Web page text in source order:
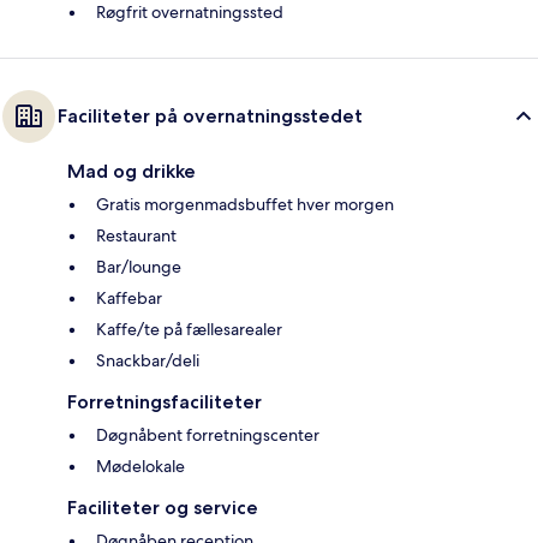
Røgfrit overnatningssted
Faciliteter på overnatningsstedet
Mad og drikke
Gratis morgenmadsbuffet hver morgen
Restaurant
Bar/lounge
Kaffebar
Kaffe/te på fællesarealer
Snackbar/deli
Forretningsfaciliteter
Døgnåbent forretningscenter
Mødelokale
Faciliteter og service